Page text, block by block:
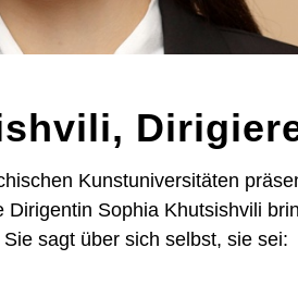
Kunstuniversitäten
Sophia Khutsishvili
sagt über sich selbst, sie sei: